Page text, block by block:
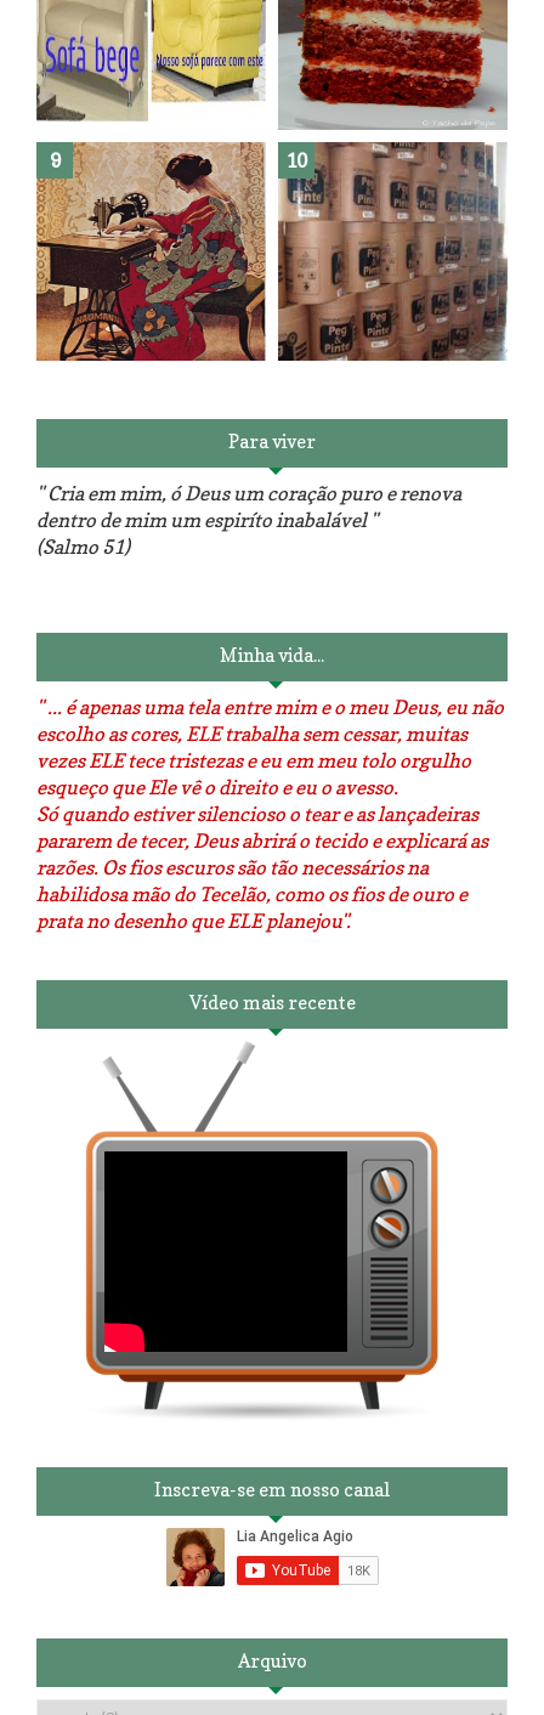
O medo que habita em nós.
Reforma do sofá, agora é em
patchwork!
The Red Velvet !!! O Perfeito
Para viver
" Cria em mim, ó Deus um coração puro e renova
dentro de mim um espiríto inabalável "
(Salmo 51)
Minha vida...
" ... é apenas uma tela entre mim e o meu Deus, eu não
escolho as cores, ELE trabalha sem cessar, muitas
vezes ELE tece tristezas e eu em meu tolo orgulho
esqueço que Ele vê o direito e eu o avesso.
Só quando estiver silencioso o tear e as lançadeiras
pararem de tecer, Deus abrirá o tecido e explicará as
razões. Os fios escuros são tão necessários na
habilidosa mão do Tecelão, como os fios de ouro e
prata no desenho que ELE planejou".
Vídeo mais recente
Inscreva-se em nosso canal
Arquivo